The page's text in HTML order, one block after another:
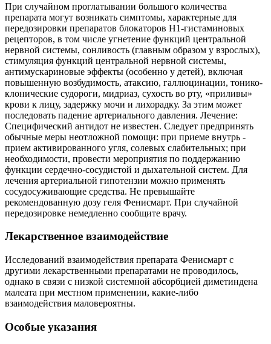
При случайном проглатывании большого количества
препарата могут возникать симптомы, характерные для
передозировки препаратов блокаторов H1-гистаминовых
рецепторов, в том числе угнетение функций центральной
нервной системы, сонливость (главным образом у взрослых),
стимуляция функций центральной нервной системы,
антимускариновые эффекты (особенно у детей), включая
повышенную возбудимость, атаксию, галлюцинации, тонико-
клонические судороги, мидриаз, сухость во рту, «приливы»
крови к лицу, задержку мочи и лихорадку. За этим может
последовать падение артериального давления. Лечение:
Специфический антидот не известен. Следует предпринять
обычные меры неотложной помощи: при приеме внутрь -
прием активированного угля, солевых слабительных; при
необходимости, провести мероприятия по поддержанию
функции сердечно-сосудистой и дыхательной систем. Для
лечения артериальной гипотензии можно применять
сосудосуживающие средства. Не превышайте
рекомендованную дозу геля Фенисмарт. При случайной
передозировке немедленно сообщите врачу.
Лекарственное взаимодействие
Исследований взаимодействия препарата Фенисмарт с
другими лекарственными препаратами не проводилось,
однако в связи с низкой системной абсорбцией диметиндена
малеата при местном применении, какие-либо
взаимодействия маловероятны.
Особые указания